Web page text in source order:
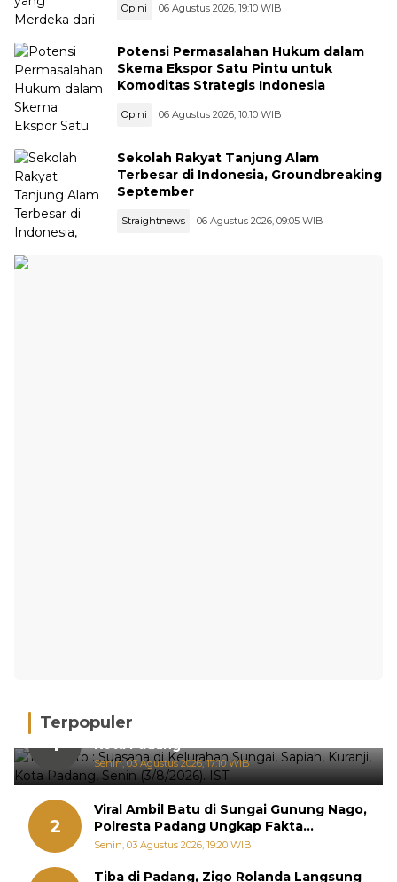
Opini 06 Agustus 2026, 19:10 WIB
Potensi Permasalahan Hukum dalam
Skema Ekspor Satu Pintu untuk
Komoditas Strategis Indonesia
Opini 06 Agustus 2026, 10:10 WIB
Sekolah Rakyat Tanjung Alam
Terbesar di Indonesia, Groundbreaking
September
Straightnews 06 Agustus 2026, 09:05 WIB
Terpopuler
1
Hujan Deras, 15 Titik Banjir Terdeteksi di
Kota Padang
Senin, 03 Agustus 2026, 17:10 WIB
2
Viral Ambil Batu di Sungai Gunung Nago,
Polresta Padang Ungkap Fakta
Sebenarnya
Senin, 03 Agustus 2026, 19:20 WIB
Tiba di Padang, Zigo Rolanda Langsung